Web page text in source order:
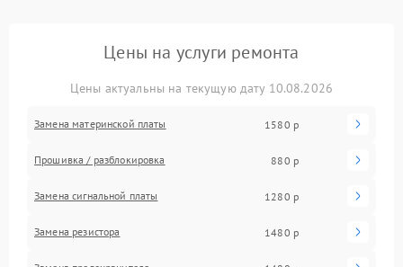
Цены на услуги ремонта
Цены актуальны на текущую дату 10.08.2026
Замена материнской платы 1580 р
Прошивка / разблокировка 880 р
Замена сигнальной платы 1280 р
Замена резистора 1480 р